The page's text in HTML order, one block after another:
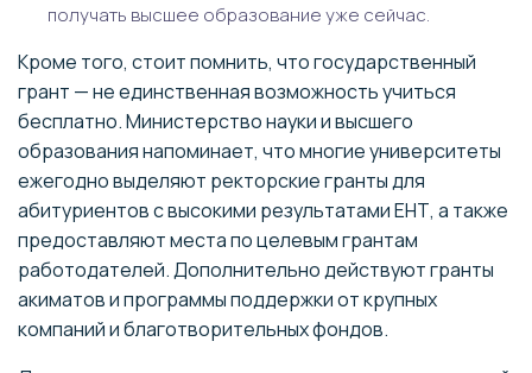
получать высшее образование уже сейчас.
Кроме того, стоит помнить, что государственный
грант — не единственная возможность учиться
бесплатно. Министерство науки и высшего
образования напоминает, что многие университеты
ежегодно выделяют ректорские гранты для
абитуриентов с высокими результатами ЕНТ, а также
предоставляют места по целевым грантам
работодателей. Дополнительно действуют гранты
акиматов и программы поддержки от крупных
компаний и благотворительных фондов.